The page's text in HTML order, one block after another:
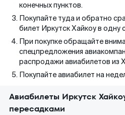
конечных пунктов.
Покупайте туда и обратно
билет Иркутск Хайкоу в одну
При покупке обращайте
спецпредложения
распродажи авиабилетов из
Покупайте авиабилет на
Авиабилеты Иркутск
пересадками